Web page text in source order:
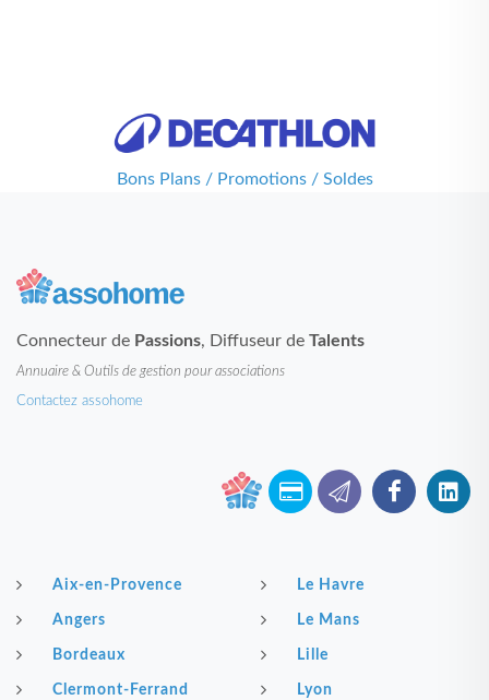
Bons Plans / Promotions / Soldes
Connecteur de Passions, Diffuseur de Talents
Annuaire & Outils de gestion pour associations
Contactez assohome
Aix-en-Provence
Angers
Bordeaux
Clermont-Ferrand
Le Havre
Le Mans
Lille
Lyon